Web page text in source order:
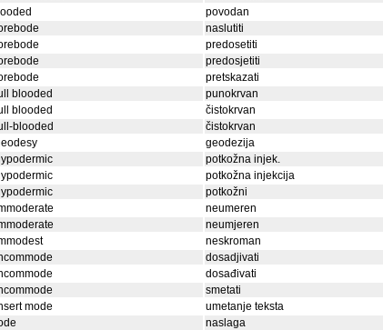
povodan
naslutiti
predosetiti
predosjetiti
pretskazati
blooded
punokrvan
blooded
čistokrvan
blooded
čistokrvan
geodezija
potkožna injek.
potkožna injekcija
potkožni
neumeren
neumjeren
neskroman
dosadjivati
dosađivati
smetati
mode
umetanje teksta
naslaga